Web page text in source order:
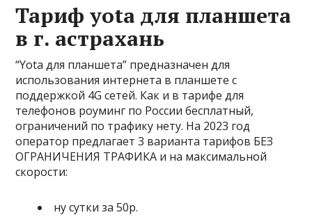
Тариф yota для планшета
в г. астрахань
“Yota для планшета” предназначен для
использования интернета в планшете с
поддержкой 4G сетей. Как и в тарифе для
телефонов роуминг по России бесплатный,
ограничений по трафику нету. На 2023 год
оператор предлагает 3 варианта тарифов БЕЗ
ОГРАНИЧЕНИЯ ТРАФИКА и на максимальной
скорости:
ну сутки за50р.